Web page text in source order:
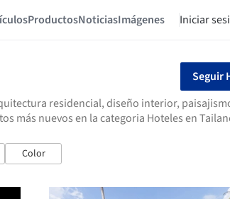
ProductosNoticiasImágenes Iniciar
Seguir
residencial, diseño interior,
más nuevos en la categoria Hoteles en
Color